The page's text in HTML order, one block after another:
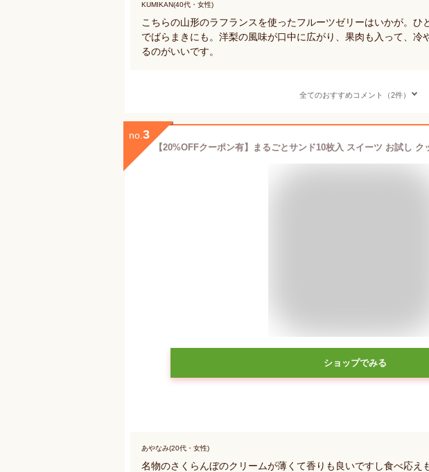
KUMIKAN(40代・女性)
こちらの山形のラフランスを使ったフルーツゼリーはいかが。ひ
でばらまきにも。洋梨の風味が口中に広がり、果肉も入って、冷
るのがいいです。
全てのおすすめコメント（2件）
no. 3
ショップでみる
あやなみ(20代・女性)
名物のさくらんぼのクリームが薄くて香りも良いですし食べ応え